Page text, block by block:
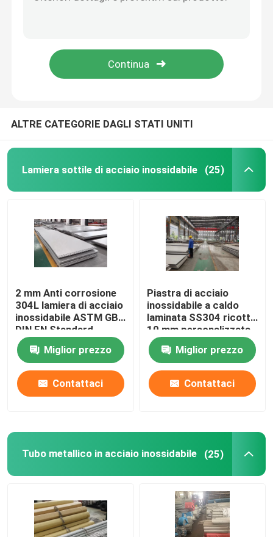
Barre in acciaio inossidabile
Bobina di acciaio inossidabile 304
Strato di acciaio inossidabile 304
Tubo in acciaio inossidabile 316
Filtro di lamiera di rame
Cable tray in acciaio inossidabile
ALTRE CATEGORIE DAGLI STATI UNITI
Lamiera sottile di acciaio inossidabile (25)
2 mm Anti corrosione
304L lamiera di acciaio
inossidabile ASTM GB
DIN EN Standard
Miglior prezzo
Contattaci
Piastra di acciaio
inossidabile a caldo
laminata SS304 ricotta
10 mm personalizzata
Miglior prezzo
Contattaci
Tubo metallico in acciaio inossidabile (25)